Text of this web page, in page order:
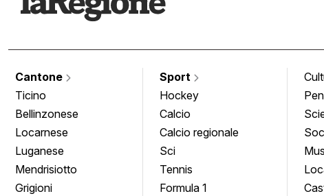
Cantone
Ticino
Bellinzonese
Locarnese
Luganese
Mendrisiotto
Grigioni
Sport
Hockey
Calcio
Calcio regionale
Sci
Tennis
Formula 1